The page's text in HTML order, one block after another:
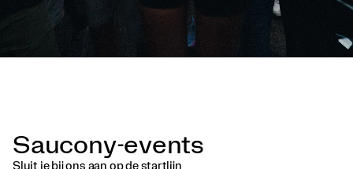
Saucony-events
Sluit je bij ons aan op de startlijn